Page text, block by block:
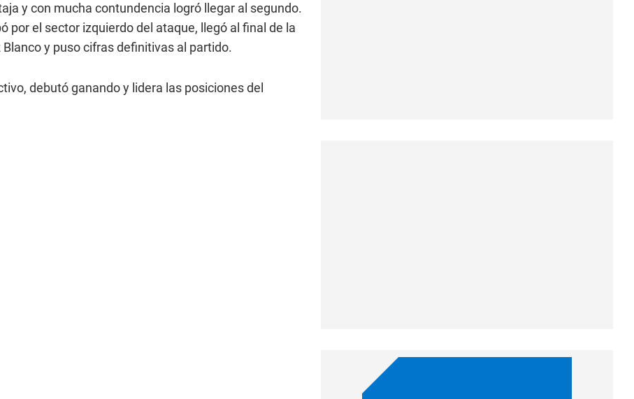
y con mucha contundencia logró llegar al segundo.
por el sector izquierdo del ataque, llegó al final de la
y puso cifras definitivas al partido.
debutó ganando y lidera las posiciones del